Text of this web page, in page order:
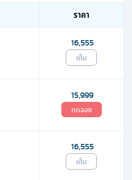
ราคา
16,555
เต็ม
15,999
กดจอง
16,555
เต็ม